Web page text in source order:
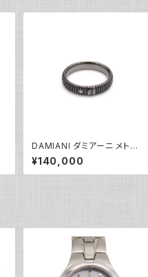
DAMIANI ダミアーニ メトロ
ポリタンドリーム 1Pダイヤモ
ンド リング K18WG 18金 指
輪 17号 Y05256
¥140,000